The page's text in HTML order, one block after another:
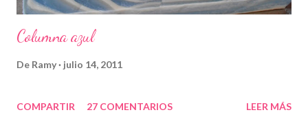
Columna azul
De Ramy julio 14, 2011
COMPARTIR 27 COMENTARIOS LEER MÁS